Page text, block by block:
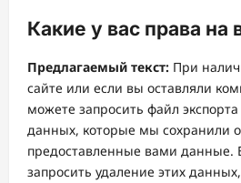
Какие у вас права
Предлагаемый текст: При
сайте или если вы оставляли
можете запросить файл
данных, которые мы сохранили
предоставленные вами данные.
запросить удаление этих